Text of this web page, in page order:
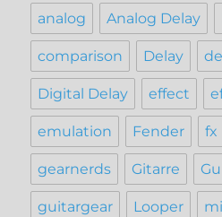
analog Analog Delay
comparison Delay
Digital Delay effect
emulation Fender fx
gearnerds Gitarre
guitargear Looper